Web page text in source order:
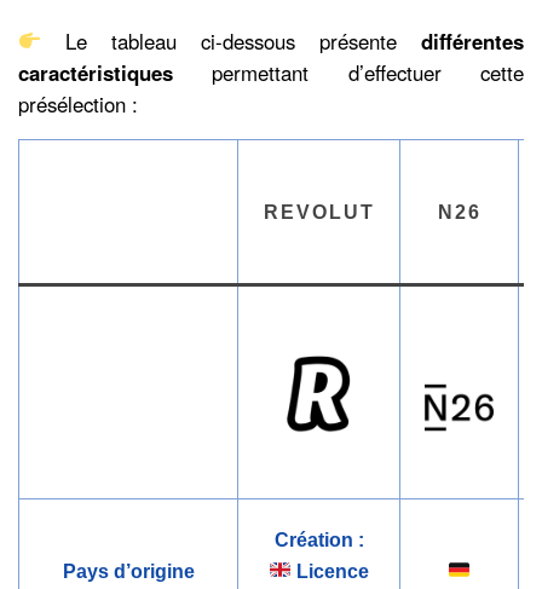
Le tableau ci-dessous présente différentes
caractéristiques permettant d’effectuer cette
présélection :
REVOLUT N26
Pays d’origine
Création :
Licence